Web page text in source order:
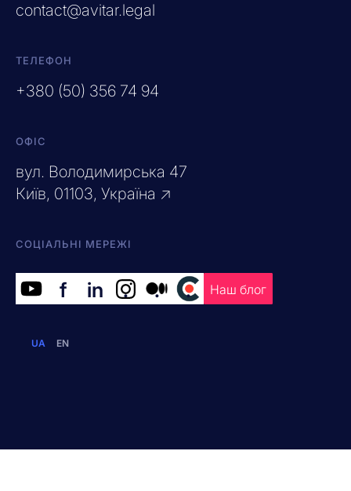
contact@avitar.legal
ТЕЛЕФОН
+380 (50) 356 74 94
ОФІС
вул. Володимирська 47
Київ, 01103, Україна ↗
СОЦІАЛЬНІ МЕРЕЖІ
f in . . . Наш блог
UA EN